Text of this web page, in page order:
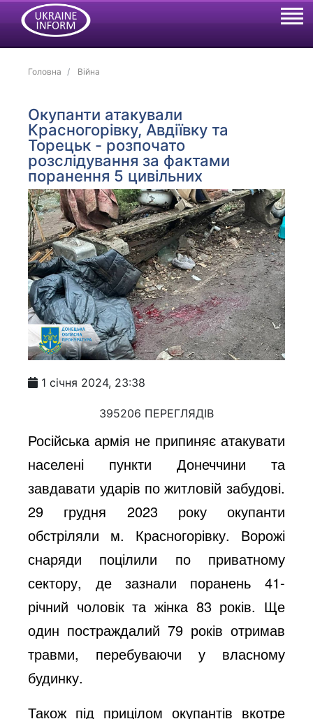
Головна Війна
Окупанти атакували
Красногорівку, Авдіївку та
Торецьк - розпочато
розслідування за фактами
поранення 5 цивільних
1 січня 2024, 23:38
395206 ПЕРЕГЛЯДІВ
Російська армія не припиняє атакувати
населені пункти Донеччини та
завдавати ударів по житловій забудові.
29 грудня 2023 року окупанти
обстріляли м. Красногорівку. Ворожі
снаряди поцілили по приватному
сектору, де зазнали поранень 41-
річний чоловік та жінка 83 років. Ще
один постраждалий 79 років отримав
травми, перебуваючи у власному
будинку.
Також під прицілом окупантів вкотре